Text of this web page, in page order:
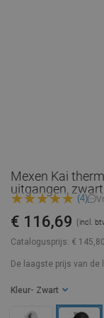
Mexen Kai
uitgangen,
(4)
Catalogusprijs: € 145,80
€ 116,69 (incl.
De laagste prijs van de
Kleur - Zwart